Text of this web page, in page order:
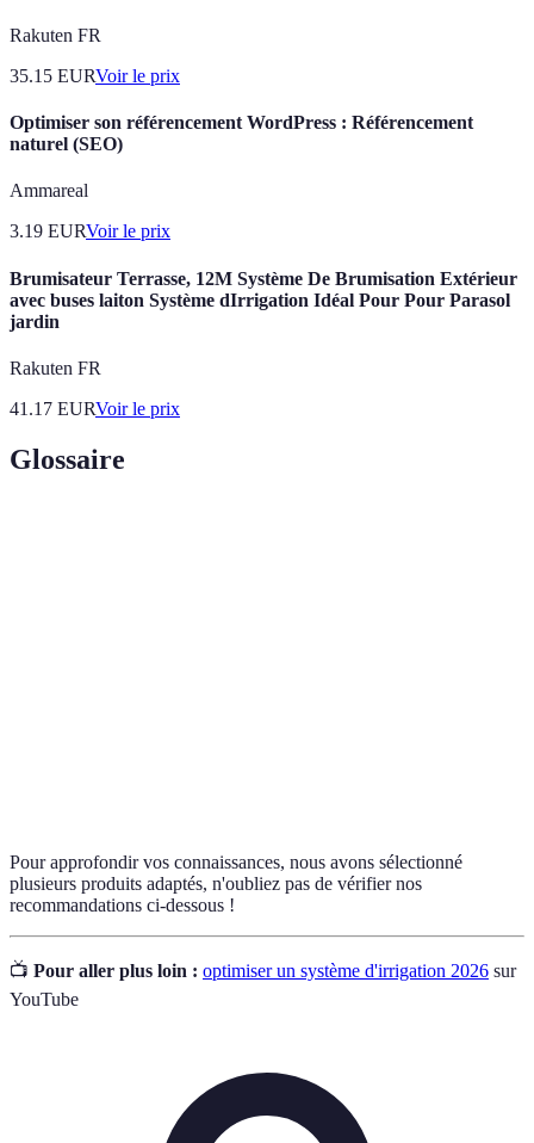
Rakuten FR
35.15 EURVoir le prix
Optimiser son référencement WordPress : Référencement
naturel (SEO)
Ammareal
3.19 EURVoir le prix
Brumisateur Terrasse, 12M Système De Brumisation Extérieur
avec buses laiton Système dIrrigation Idéal Pour Pour Parasol
jardin
Rakuten FR
41.17 EURVoir le prix
Glossaire
Pour approfondir vos connaissances, nous avons sélectionné
plusieurs produits adaptés, n'oubliez pas de vérifier nos
recommandations ci-dessous !
📺 Pour aller plus loin : optimiser un système d'irrigation 2026 sur
YouTube